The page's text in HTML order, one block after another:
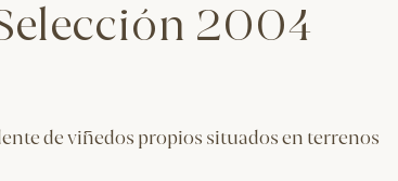
2004
de viñedos propios situados en terrenos